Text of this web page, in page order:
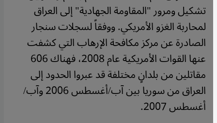
تشكيل ومرور "المقاومة الجهادية" إلى العراق
لمحاربة الغزو الأمريكي. ووفقاً لسجلات سنجار
الصادرة عن مركز مكافحة الإرهاب التي كشفت
عنها القوات الأمريكية عام 2008، فهناك 606
مقاتلين من بلدانٍ مختلفة قد عبروا الحدود إلى
العراق من سوريا بين آب/أغسطس 2006 وآب/
أغسطس 2007
.